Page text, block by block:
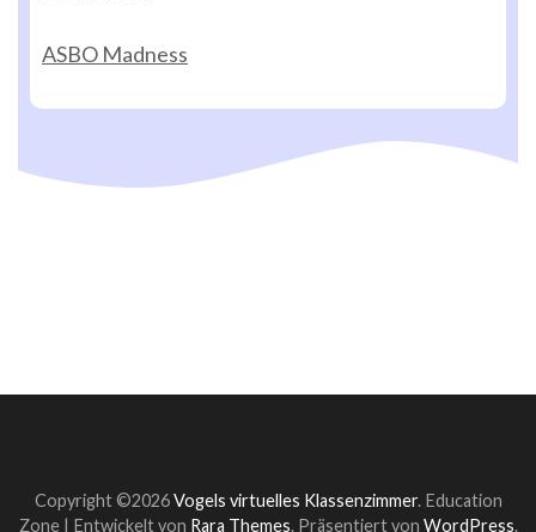
ASBO Madness
Copyright ©2026Vogels virtuelles Klassenzimmer. Education
Zone | Entwickelt von Rara Themes. Präsentiert von WordPress.